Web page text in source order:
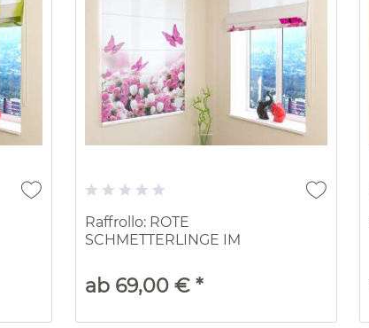
Raffrollo: ROTE
SCHMETTERLINGE IM
ab 69,00 € *